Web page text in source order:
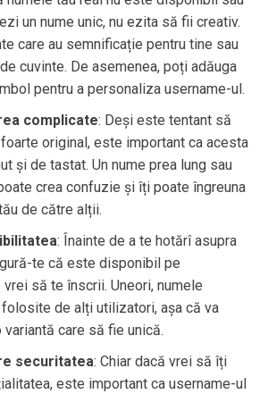
un nume unic, nu ezita să fii creativ.
care au semnificație pentru tine sau
cuvinte. De asemenea, poți adăuga
pentru a personaliza username-ul.
complicate: Deși este tentant să
original, este important ca acesta
și de tastat. Un nume prea lung sau
crea confuzie și îți poate îngreuna
de către alții.
: Înainte de a te hotărî asupra
te că este disponibil pe
să te înscrii. Uneori, numele
de alți utilizatori, așa că va
care să fie unică.
securitatea: Chiar dacă vrei să îți
este important ca username-ul